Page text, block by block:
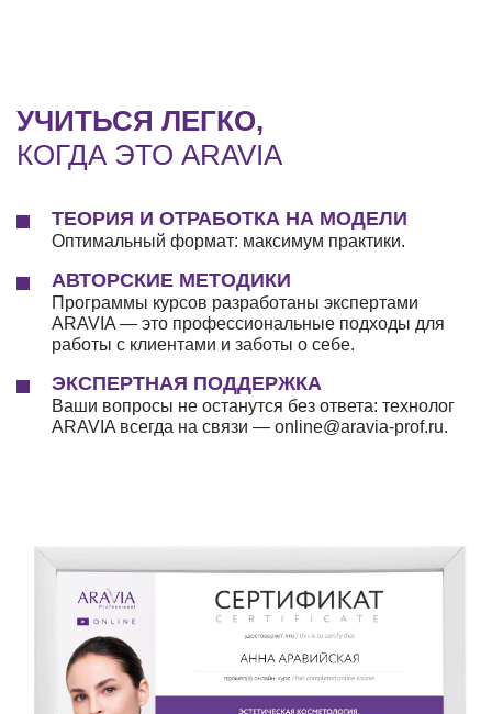
УЧИТЬСЯ ЛЕГКО,
КОГДА ЭТО ARAVIA
ТЕОРИЯ И ОТРАБОТКА НА МОДЕЛИ
Оптимальный формат: максимум практики.
АВТОРСКИЕ МЕТОДИКИ
Программы курсов разработаны экспертами
ARAVIA — это профессиональные подходы для
работы с клиентами и заботы о себе.
ЭКСПЕРТНАЯ ПОДДЕРЖКА
Ваши вопросы не останутся без ответа: технолог
ARAVIA всегда на связи — online@aravia-prof.ru.